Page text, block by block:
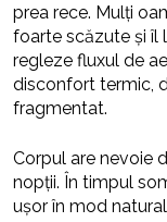
prea rece. Mulți
foarte scăzute și îl
regleze fluxul de
disconfort termic,
fragmentat.
Corpul are nevoie
nopții. În timpul
ușor în mod